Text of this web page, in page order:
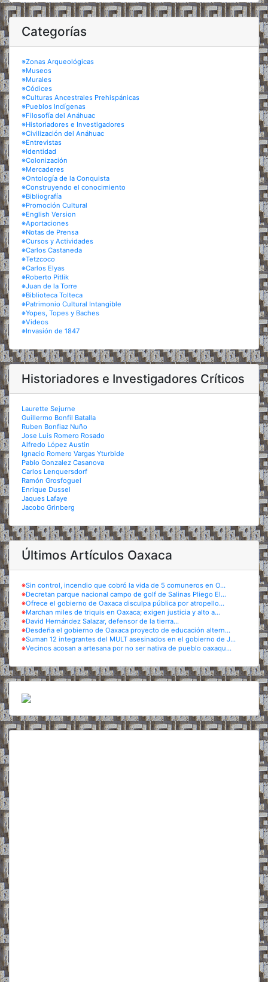
Categorías
※Zonas Arqueológicas
※Museos
※Murales
※Códices
※Culturas Ancestrales Prehispánicas
※Pueblos Indígenas
※Filosofía del Anáhuac
※Historiadores e Investigadores
※Civilización del Anáhuac
※Entrevistas
※Identidad
※Colonización
※Mercaderes
※Ontología de la Conquista
※Construyendo el conocimiento
※Bibliografía
※Promoción Cultural
※English Version
※Aportaciones
※Notas de Prensa
※Cursos y Actividades
※Carlos Castaneda
※Tetzcoco
※Carlos Elyas
※Roberto Pitlik
※Juan de la Torre
※Biblioteca Tolteca
※Patrimonio Cultural Intangible
※Yopes, Topes y Baches
※Videos
※Invasión de 1847
Historiadores e Investigadores Críticos
Laurette Sejurne
Guillermo Bonfil Batalla
Ruben Bonfiaz Nuño
Jose Luis Romero Rosado
Alfredo López Austin
Ignacio Romero Vargas Yturbide
Pablo Gonzalez Casanova
Carlos Lenquersdorf
Ramón Grosfoguel
Enrique Dussel
Jaques Lafaye
Jacobo Grinberg
Últimos Artículos Oaxaca
※Sin control, incendio que cobró la vida de 5 comuneros en O...
※Decretan parque nacional campo de golf de Salinas Pliego El...
※Ofrece el gobierno de Oaxaca disculpa pública por atropello...
※Marchan miles de triquis en Oaxaca; exigen justicia y alto a...
※David Hernández Salazar, defensor de la tierra...
※Desdeña el gobierno de Oaxaca proyecto de educación altern...
※Suman 12 integrantes del MULT asesinados en el gobierno de J...
※Vecinos acosan a artesana por no ser nativa de pueblo oaxaqu...